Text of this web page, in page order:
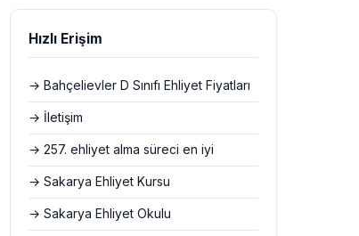
Hızlı Erişim
→ Bahçelievler D Sınıfı Ehliyet Fiyatları
→ İletişim
→ 257. ehliyet alma süreci en iyi
→ Sakarya Ehliyet Kursu
→ Sakarya Ehliyet Okulu